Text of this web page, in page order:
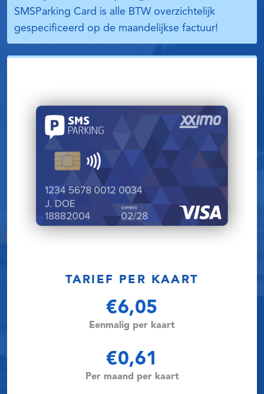
SMSParking Card is alle BTW overzichtelijk
gespecificeerd op de maandelijkse factuur!
TARIEF PER KAART
€6,05
Eenmalig per kaart
€0,61
Per maand per kaart